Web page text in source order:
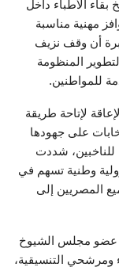
الأطباء داخل
مهنية مناسبة
أن وقف نزيف
المنظومة
للمواطنين.
لإتاحة طريقة
على جهودها
شددت
وطنية تسهم في
مصر 2030، داعية جميع المصريين إلى
عضو مجلس الشيوخ
ومرشحي التنسيقية،